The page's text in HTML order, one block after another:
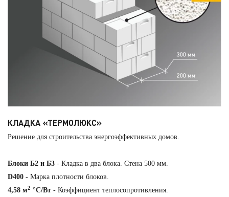
КЛАДКА «ТЕРМОЛЮКС»
Решение для строительства энергоэффективных домов.
Блоки Б2 и Б3 - Кладка в два блока. Стена 500 мм.
D400 - Марка плотности блоков.
4,58 м2 °С/Вт - Коэффициент теплосопротивления.